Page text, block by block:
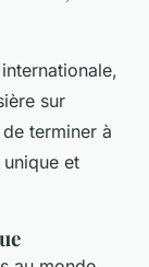
sur
terminer à
et